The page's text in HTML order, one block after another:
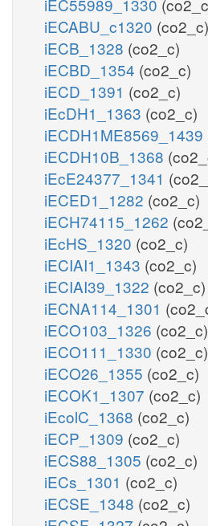
iECABU_c1320 (co2_c)
iECB_1328 (co2_c)
iECBD_1354 (co2_c)
iECD_1391 (co2_c)
iEcDH1_1363 (co2_c)
iECDH1ME8569_1439
iECDH10B_1368
iEcE24377_1341
iECED1_1282 (co2_c)
iECH74115_1262
iEcHS_1320 (co2_c)
iECIAI1_1343 (co2_c)
iECIAI39_1322 (co2_c)
iECNA114_1301
iECO103_1326 (co2_c)
iECO111_1330 (co2_c)
iECO26_1355 (co2_c)
iECOK1_1307 (co2_c)
iEcolC_1368 (co2_c)
iECP_1309 (co2_c)
iECS88_1305 (co2_c)
iECs_1301 (co2_c)
iECSE_1348 (co2_c)